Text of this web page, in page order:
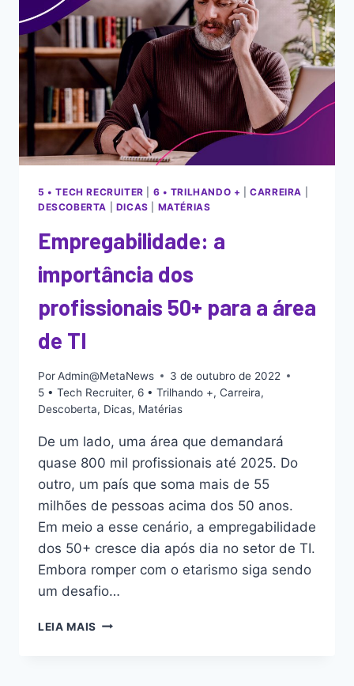
5 • TECH RECRUITER 6 • TRILHANDO + |CARREIRA
DESCOBERTA
DICAS MATÉRIAS
Empregabilidade: a
importância dos
profissionais 50+ para a área
de TI
PorAdmin@MetaNews
3 de outubro de 2022
5 • Tech Recruiter, 6 • Trilhando +, Carreira,
Descoberta, Dicas, Matérias
De um lado, uma área que demandará
quase 800 mil profissionais até 2025. Do
outro, um país que soma mais de 55
milhões de pessoas acima dos 50 anos.
Em meio a esse cenário, a empregabilidade
dos 50+ cresce dia após dia no setor de TI.
Embora romper com o etarismo siga sendo
um desafio…
LEIA MAIS